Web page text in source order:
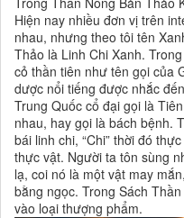
Hiện nay nhiều đơn vị trên
nhau, nhưng theo tôi tên
Thảo là Linh Chi Xanh.
cỏ thần tiên như tên gọi của
dược nổi tiếng được nhắc
Trung Quốc cổ đại gọi là
nhau, hay gọi là bách bệnh.
bái linh chi, “Chi” thời đó
thực vật. Người ta tôn sùng
lạ, coi nó là một vật may
bằng ngọc. Trong Sách
vào loại thượng phẩm.